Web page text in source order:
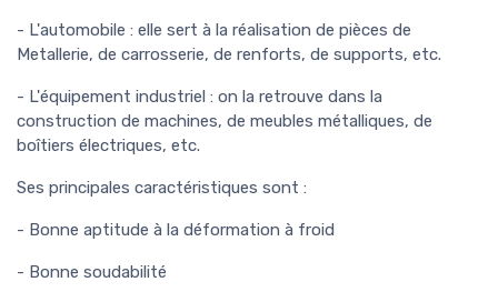
- L'automobile : elle sert à la réalisation de pièces de
Metallerie, de carrosserie, de renforts, de supports, etc.
- L'équipement industriel : on la retrouve dans la
construction de machines, de meubles métalliques, de
boîtiers électriques, etc.
Ses principales caractéristiques sont :
- Bonne aptitude à la déformation à froid
- Bonne soudabilité